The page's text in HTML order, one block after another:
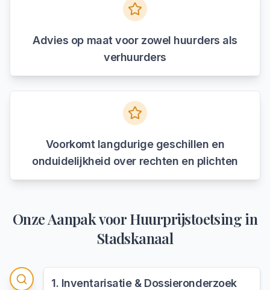
Advies op maat voor zowel huurders als
verhuurders
Voorkomt langdurige geschillen en
onduidelijkheid over rechten en plichten
Onze Aanpak voorHuurprijstoetsingin
Stadskanaal
1. Inventarisatie & Dossieronderzoek